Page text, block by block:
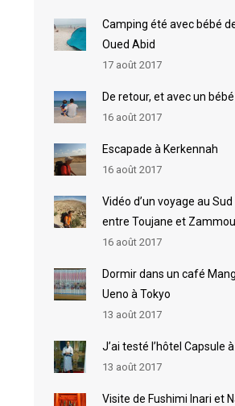
Camping été avec bébé
Oued Abid
17 août 2017
De retour, et avec un bébé
16 août 2017
Escapade à Kerkennah
16 août 2017
Vidéo d’un voyage au
entre Toujane et
16 août 2017
Dormir dans un café
Ueno à Tokyo
13 août 2017
J’ai testé l’hôtel Capsule
13 août 2017
Visite de Fushimi Inari et